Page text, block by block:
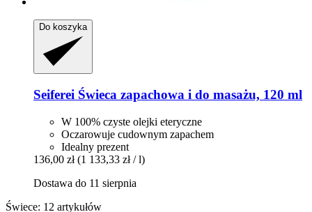
Do koszyka
Seiferei Świeca zapachowa i do masażu, 120 ml
W 100% czyste olejki eteryczne
Oczarowuje cudownym zapachem
Idealny prezent
136,00 zł (1 133,33 zł / l)
Dostawa do 11 sierpnia
Świece: 12 artykułów